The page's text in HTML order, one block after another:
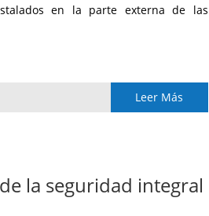
en la parte externa de las
Leer Más
la seguridad integral